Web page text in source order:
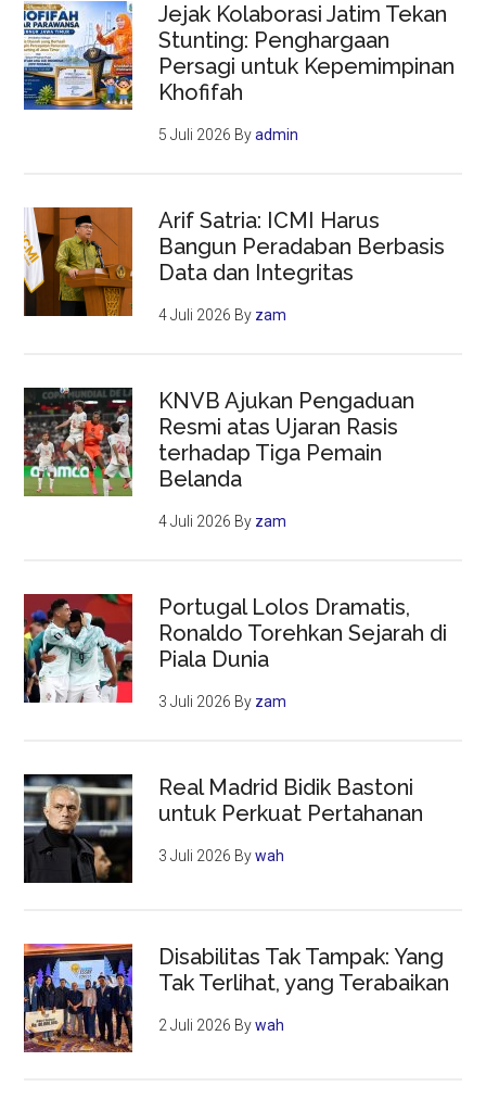
Jejak Kolaborasi Jatim Tekan
Stunting: Penghargaan
Persagi untuk Kepemimpinan
Khofifah
5 Juli 2026 Byadmin
Arif Satria: ICMI Harus
Bangun Peradaban Berbasis
Data dan Integritas
4 Juli 2026 By zam
KNVB Ajukan Pengaduan
Resmi atas Ujaran Rasis
terhadap Tiga Pemain
Belanda
4 Juli 2026 By zam
Portugal Lolos Dramatis,
Ronaldo Torehkan Sejarah di
Piala Dunia
3 Juli 2026 By zam
Real Madrid Bidik Bastoni
untuk Perkuat Pertahanan
3 Juli 2026 Bywah
Disabilitas Tak Tampak: Yang
Tak Terlihat, yang Terabaikan
2 Juli 2026 Bywah